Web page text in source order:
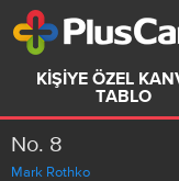
KIŞIYE ÖZEL
TABLO
No. 8
Mark Rothko